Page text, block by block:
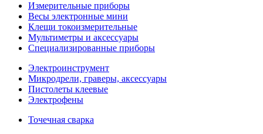
Измерительные приборы
Весы электронные мини
Клещи токоизмерительные
Мультиметры и аксессуары
Специализированные приборы
Электроинструмент
Микродрели, граверы, аксессуары
Пистолеты клеевые
Электрофены
Точечная сварка